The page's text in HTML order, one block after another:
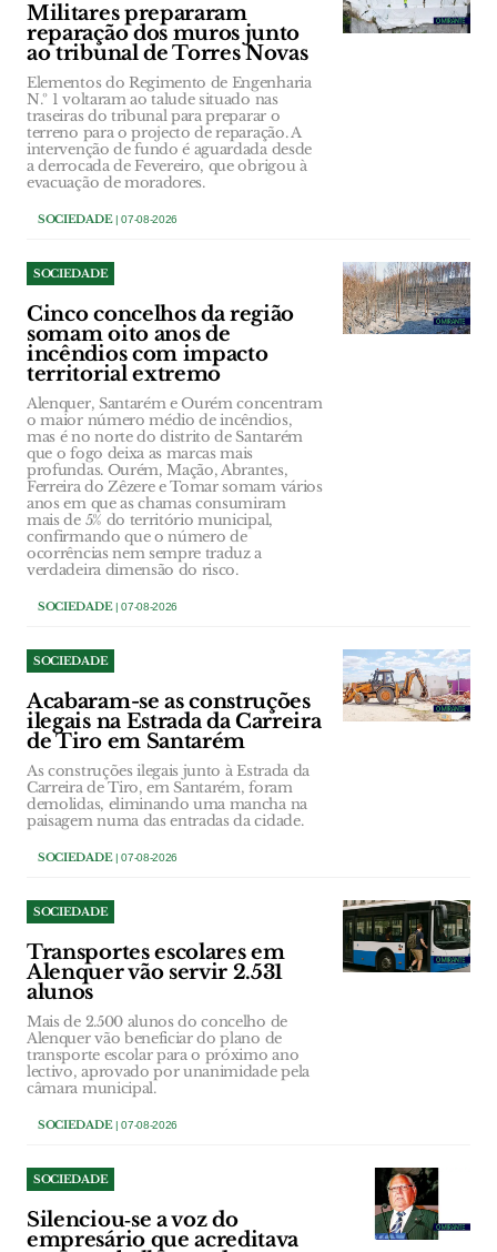
Militares prepararam
reparação dos muros junto
ao tribunal de Torres Novas
Elementos do Regimento de Engenharia
N.º 1 voltaram ao talude situado nas
traseiras do tribunal para preparar o
terreno para o projecto de reparação. A
intervenção de fundo é aguardada desde
a derrocada de Fevereiro, que obrigou à
evacuação de moradores.
SOCIEDADE| 07-08-2026
SOCIEDADE
Cinco concelhos da região
somam oito anos de
incêndios com impacto
territorial extremo
Alenquer, Santarém e Ourém concentram
o maior número médio de incêndios,
mas é no norte do distrito de Santarém
que o fogo deixa as marcas mais
profundas. Ourém, Mação, Abrantes,
Ferreira do Zêzere e Tomar somam vários
anos em que as chamas consumiram
mais de 5% do território municipal,
confirmando que o número de
ocorrências nem sempre traduz a
verdadeira dimensão do risco.
SOCIEDADE| 07-08-2026
SOCIEDADE
Acabaram-se as construções
ilegais na Estrada da Carreira
de Tiro em Santarém
As construções ilegais junto à Estrada da
Carreira de Tiro, em Santarém, foram
demolidas, eliminando uma mancha na
paisagem numa das entradas da cidade.
SOCIEDADE| 07-08-2026
SOCIEDADE
Transportes escolares em
Alenquer vão servir 2.531
alunos
Mais de 2.500 alunos do concelho de
Alenquer vão beneficiar do plano de
transporte escolar para o próximo ano
lectivo, aprovado por unanimidade pela
câmara municipal.
SOCIEDADE| 07-08-2026
SOCIEDADE
Silenciou‑se a voz do
empresário que acreditava